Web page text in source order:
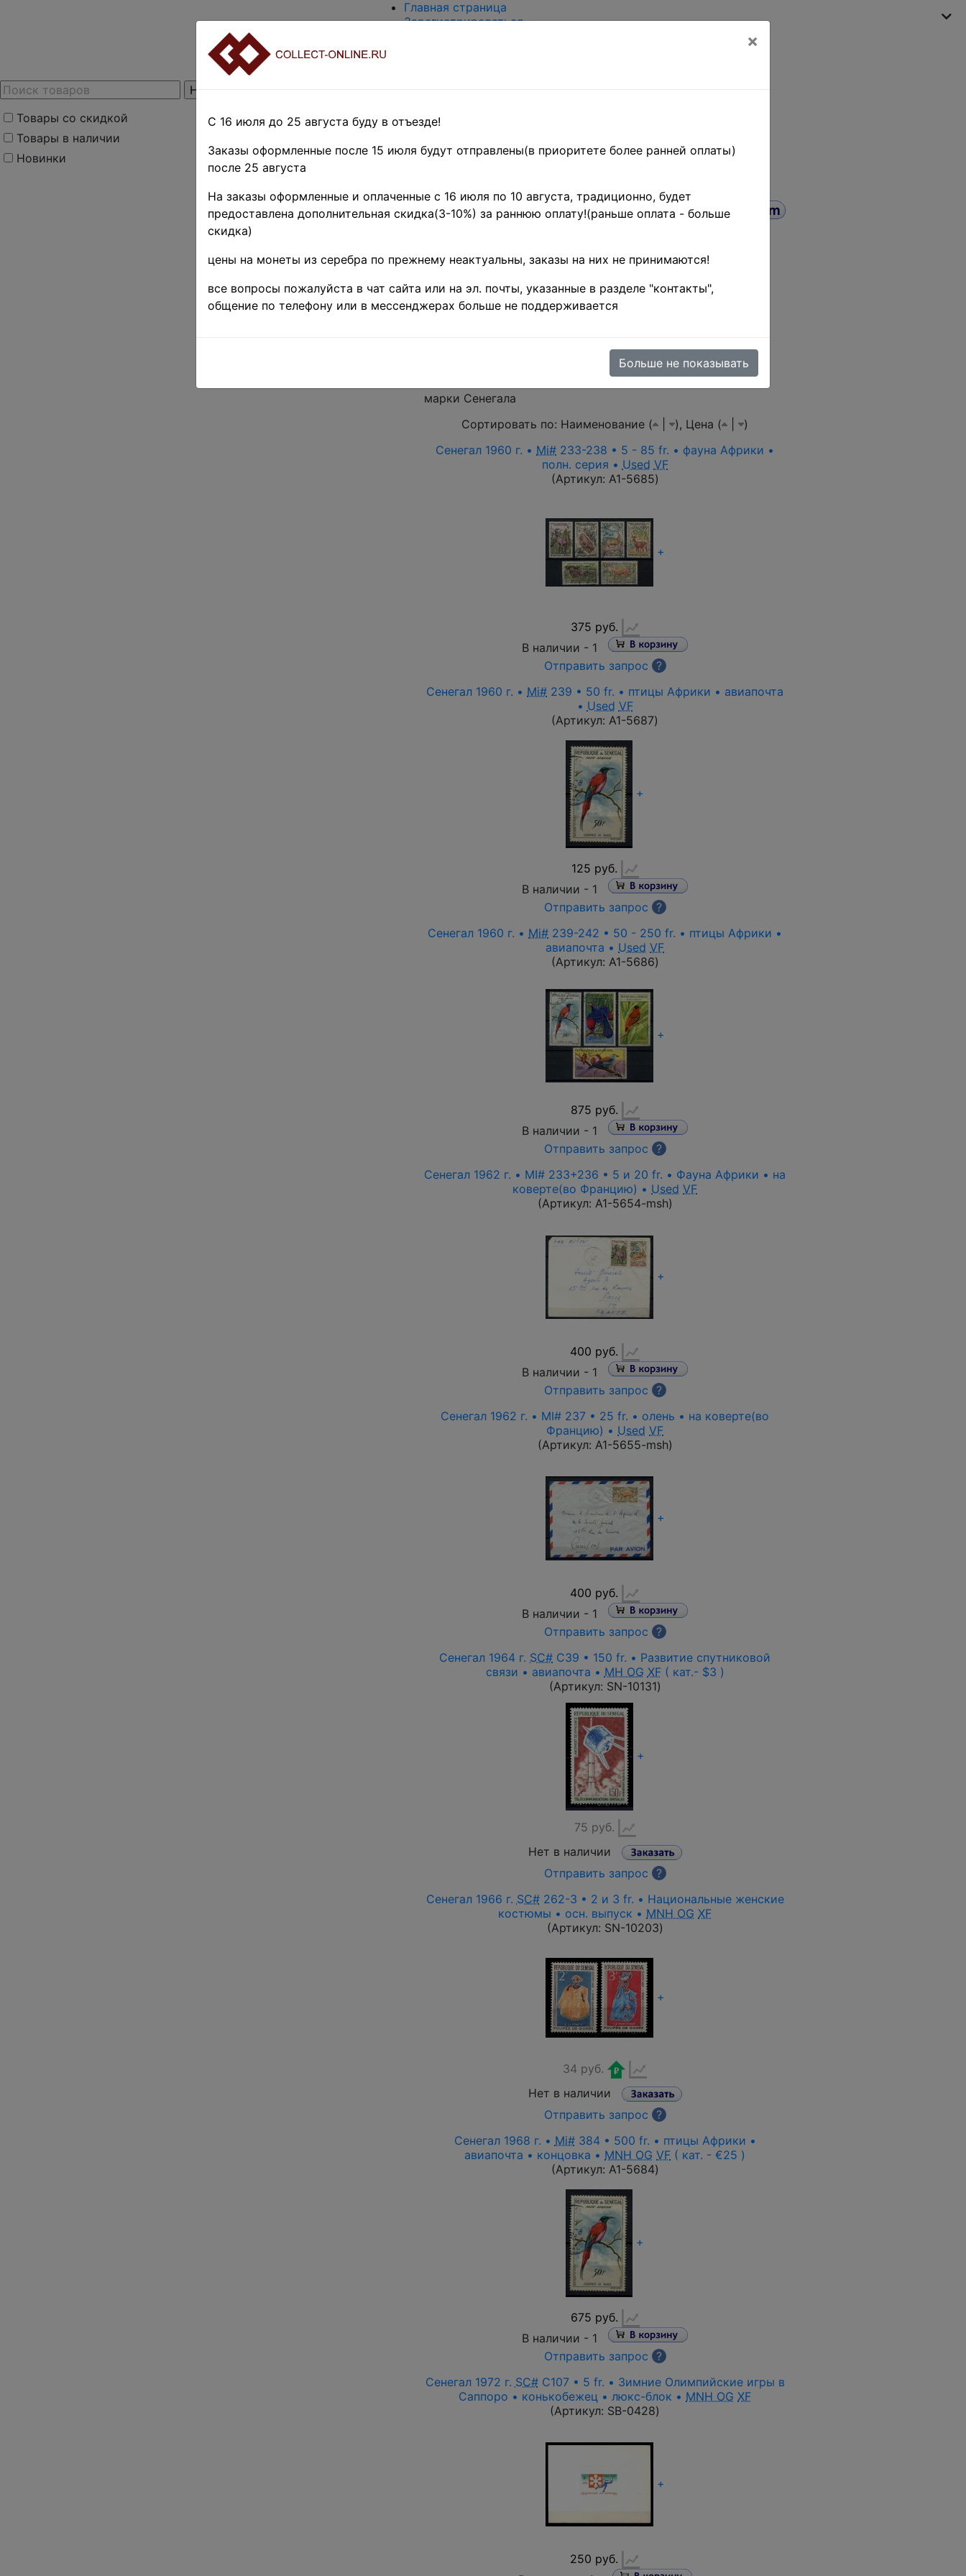
Товары со скидкой
Товары в наличии
Новинки
Главная страница
Зарегистрироваться
Оценка и покупка
Поиск по магазину
Главная
Филателия»
Африка»
цена от
Поиск в категории - по изображению товара (тестовый
марки Сенегала
Сортировать по: Наименование ( ), Цена (
)
Сенегал 1960 г. • Mi# 233-238 • 5 - 85 fr. • фауна Африки •
полн. серия • Used VF
(Артикул: A1-5685)
+
375 руб.
В наличии - 1
Отправить запрос
?
Сенегал 1960 г. • Mi# 239 • 50 fr. • птицы Африки • авиапочта
• Used VF
(Артикул: A1-5687)
+
125 руб.
В наличии - 1
Отправить запрос
?
Сенегал 1960 г. • Mi# 239-242 • 50 - 250 fr. • птицы Африки •
авиапочта • Used VF
(Артикул: A1-5686)
+
875 руб.
В наличии - 1
Отправить запрос
?
Сенегал 1962 г. • MI# 233+236 • 5 и 20 fr. • Фауна Африки • на
коверте(во Францию) • Used VF
(Артикул: A1-5654-msh)
+
400 руб.
В наличии - 1
Отправить запрос
?
Сенегал 1962 г. • MI# 237 • 25 fr. • олень • на коверте(во
Францию) • Used VF
(Артикул: A1-5655-msh)
+
400 руб.
В наличии - 1
Отправить запрос
?
Сенегал 1964 г. SC# C39 • 150 fr. • Развитие спутниковой
связи • авиапочта • MH OG XF( кат.- $3 )
(Артикул: SN-10131)
+
75 руб.
Нет в наличии
Отправить запрос
?
Сенегал 1966 г. SC#262-3 • 2 и 3 fr. • Национальные женские
костюмы • осн. выпуск • MNH OG XF
(Артикул: SN-10203)
+
34 руб.
Нет в наличии
Отправить запрос
?
Сенегал 1968 г. • Mi#384 • 500 fr. • птицы Африки •
авиапочта • концовка • MNH OG VF ( кат. - €25 )
(Артикул: A1-5684)
+
675 руб.
В наличии - 1
Отправить запрос
?
Сенегал 1972 г. SC#C107 • 5 fr. • Зимние Олимпийские игры в
Саппоро • конькобежец • люкс-блок • MNH OG XF
(Артикул: SB-0428)
+
250 руб.
×
С 16 июля до 25 августа буду в отъезде!
Заказы оформленные после 15 июля будут отправлены(в приоритете более ранней оплаты)
после 25 августа
На заказы оформленные и оплаченные с 16 июля по 10 августа, традиционно, будет
предоставлена дополнительная скидка(3-10%) за раннюю оплату!(раньше оплата - больше
скидка)
цены на монеты из серебра по прежнему неактуальны, заказы на них не принимаются!
все вопросы пожалуйста в чат сайта или на эл. почты, указанные в разделе "контакты",
общение по телефону или в мессенджерах больше не поддерживается
Больше не показывать